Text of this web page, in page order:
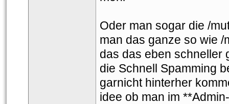
Oder man sogar die /
man das ganze so wie
das das eben schneller
die Schnell Spamming
garnicht hinterher
idee ob man im